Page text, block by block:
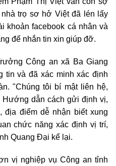
trọ sơ hở Việt đã lén lấy
khoản facebook cá nhân và
để nhắn tin xin giúp đỡ.
Công an xã Ba Giang
tin và đã xác minh xác định
"Chúng tôi bí mật liên hệ,
Hướng dẫn cách gửi định vị,
địa điểm dễ nhận biết xung
chức năng xác định vị trí,
Quang Đại kể lại.
vị nghiệp vụ Công an tỉnh